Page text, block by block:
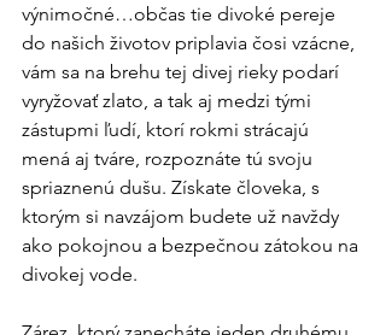
výnimočné…občas tie divoké pereje
do našich životov priplavia čosi vzácne,
vám sa na brehu tej divej rieky podarí
vyryžovať zlato, a tak aj medzi tými
zástupmi ľudí, ktorí rokmi strácajú
mená aj tváre, rozpoznáte tú svoju
spriaznenú dušu. Získate človeka, s
ktorým si navzájom budete už navždy
ako pokojnou a bezpečnou zátokou na
divokej vode.